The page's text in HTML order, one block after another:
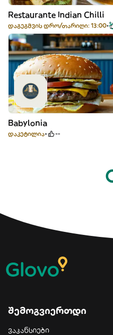
Restaurante Indian Chilli
დაგეგმვის დრო/თარიღი: 13:00
Babylonia
დაკეტილია --
შემოგვიერთდი
ვაკანსიები